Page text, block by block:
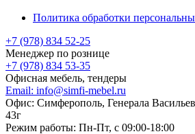
Политика обработки
+7 (978) 834 52-25
Менеджер по рознице
+7 (978) 834 53-35
Офисная мебель, тендеры
Email: info@simfi-mebel.ru
Офис: Симферополь, Генерала
43г
Режим работы: Пн-Пт, с 09:00-18:00